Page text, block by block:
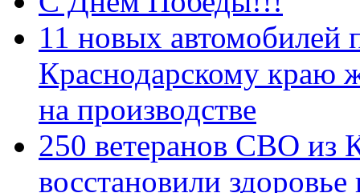
11 новых автомобилей
Краснодарскому краю
на производстве
250 ветеранов СВО из
восстановили